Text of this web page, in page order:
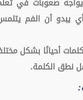
يبدو أن الفم
أحيانًا بشكل
نطق الكلمة.